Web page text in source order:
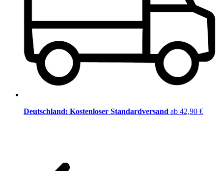
Deutschland: Kostenloser Standardversand ab 42,90 €